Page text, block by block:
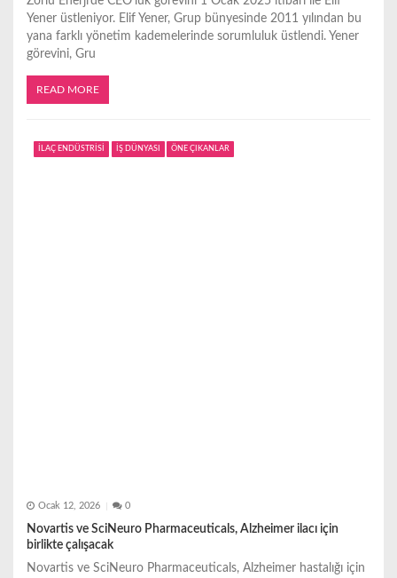
Yener üstleniyor. Elif Yener, Grup bünyesinde 2011 yılından bu
yana farklı yönetim kademelerinde sorumluluk üstlendi. Yener
görevini, Gru
READ MORE
İLAÇ ENDÜSTRİSİ İŞ DÜNYASI ÖNE ÇIKANLAR
Ocak 12, 2026 0
Novartis ve SciNeuro Pharmaceuticals, Alzheimer ilacı için
birlikte çalışacak
Novartis ve SciNeuro Pharmaceuticals, Alzheimer hastalığı için